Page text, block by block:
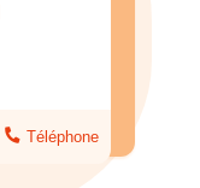
Téléphone